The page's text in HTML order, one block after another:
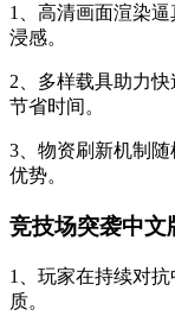
1、高清画面渲染
浸感。
2、多样载具助力
节省时间。
3、物资刷新机制
优势。
竞技场突袭中文
1、玩家在持续对
质。